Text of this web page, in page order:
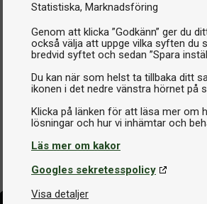
Statistiska Marknadsföring
Genom att klicka ”Godkänn” ger du
också välja att uppge vilka syften du
bredvid syftet och sedan ”Spara
Du kan när som helst ta tillbaka ditt
ikonen i det nedre vänstra hörnet på
Klicka på länken för att läsa mer om
Läs mer om kakor
Googles sekretesspolicy
Visa detaljer